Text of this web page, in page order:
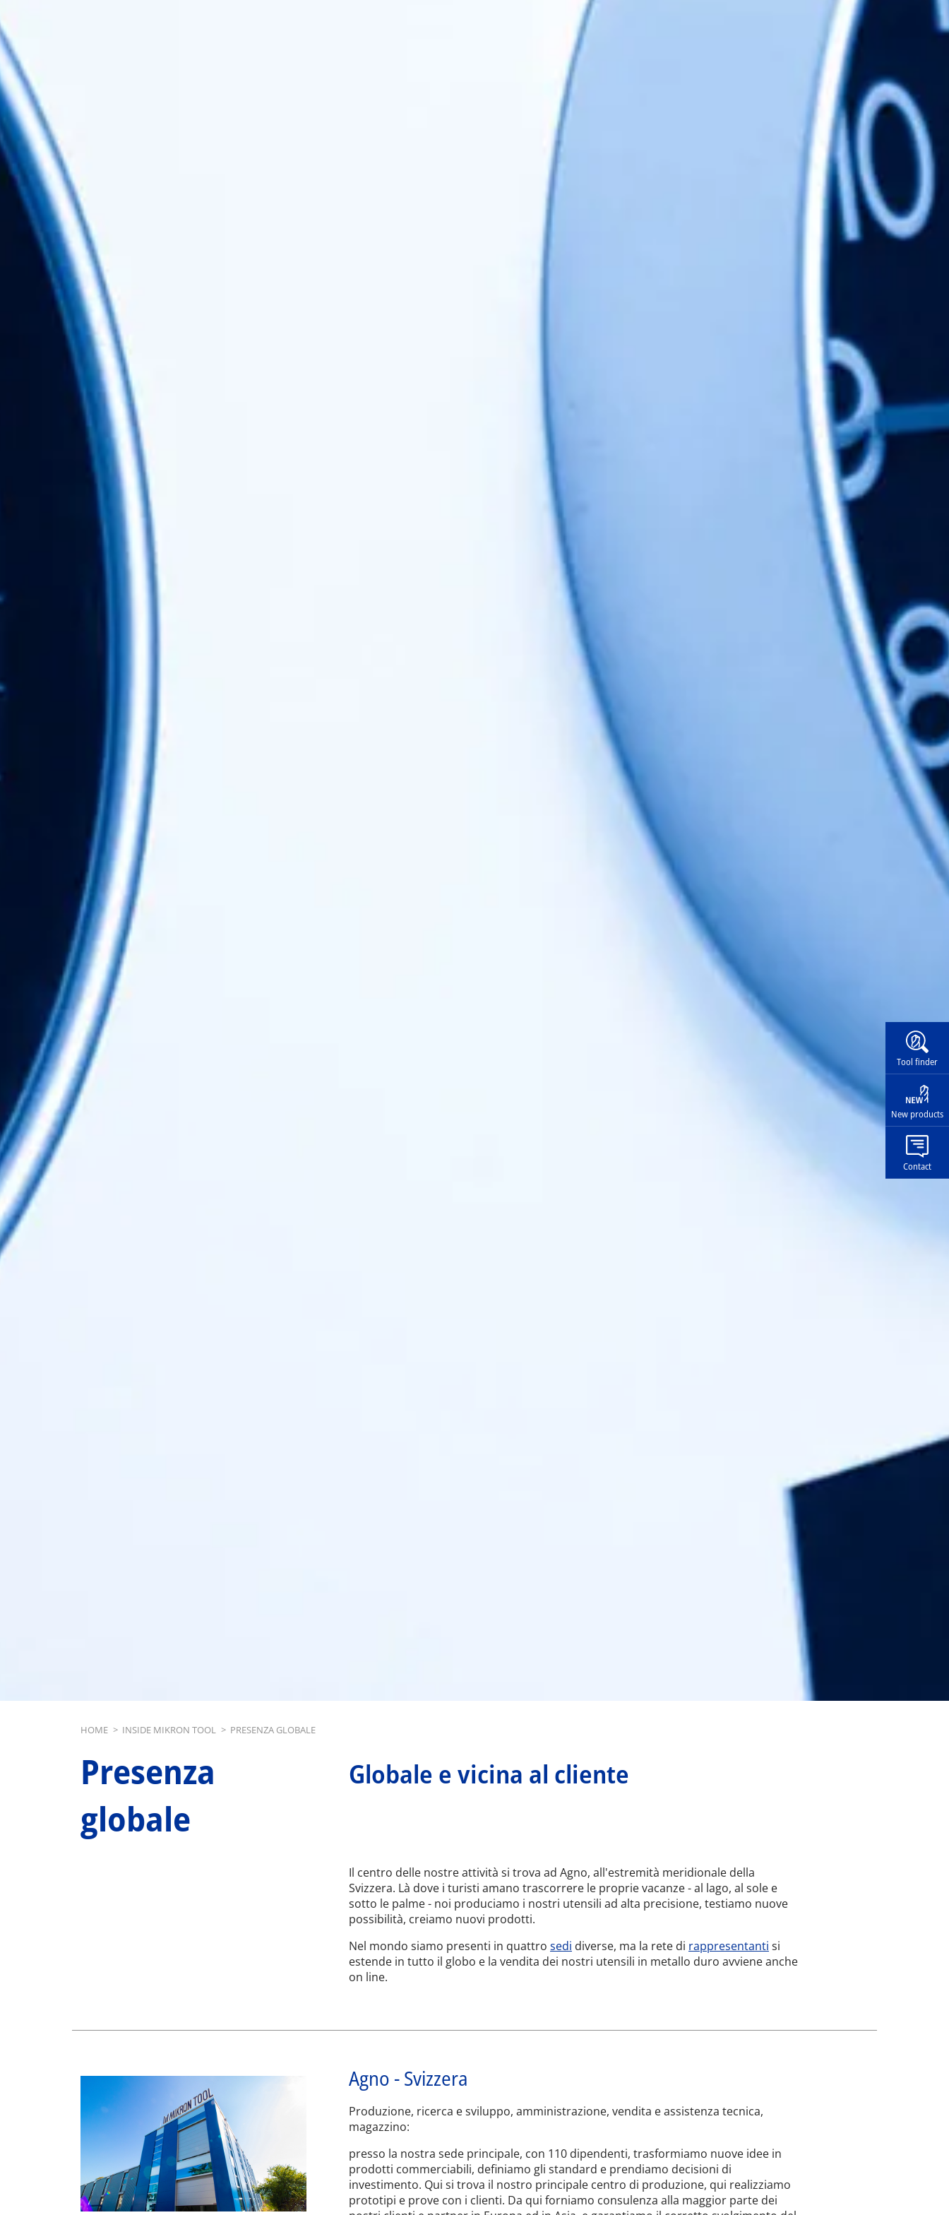
Tool finder
New products
Contact
Breadcrumb
HOME > INSIDE MIKRON TOOL > PRESENZA GLOBALE
Presenza
globale
Globale e vicina al cliente
Il centro delle nostre attività si trova ad Agno, all'estremità meridionale della
Svizzera. Là dove i turisti amano trascorrere le proprie vacanze - al lago, al sole e
sotto le palme - noi produciamo i nostri utensili ad alta precisione, testiamo nuove
possibilità, creiamo nuovi prodotti.
Nel mondo siamo presenti in quattro sedi diverse, ma la rete di rappresentanti si
estende in tutto il globo e la vendita dei nostri utensili in metallo duro avviene anche
on line.
Agno - Svizzera
Produzione, ricerca e sviluppo, amministrazione, vendita e assistenza tecnica,
magazzino:
presso la nostra sede principale, con 110 dipendenti, trasformiamo nuove idee in
prodotti commerciabili, definiamo gli standard e prendiamo decisioni di
investimento. Qui si trova il nostro principale centro di produzione, qui realizziamo
prototipi e prove con i clienti. Da qui forniamo consulenza alla maggior parte dei